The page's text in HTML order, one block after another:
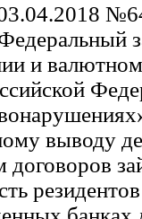
и
выводу
договоров